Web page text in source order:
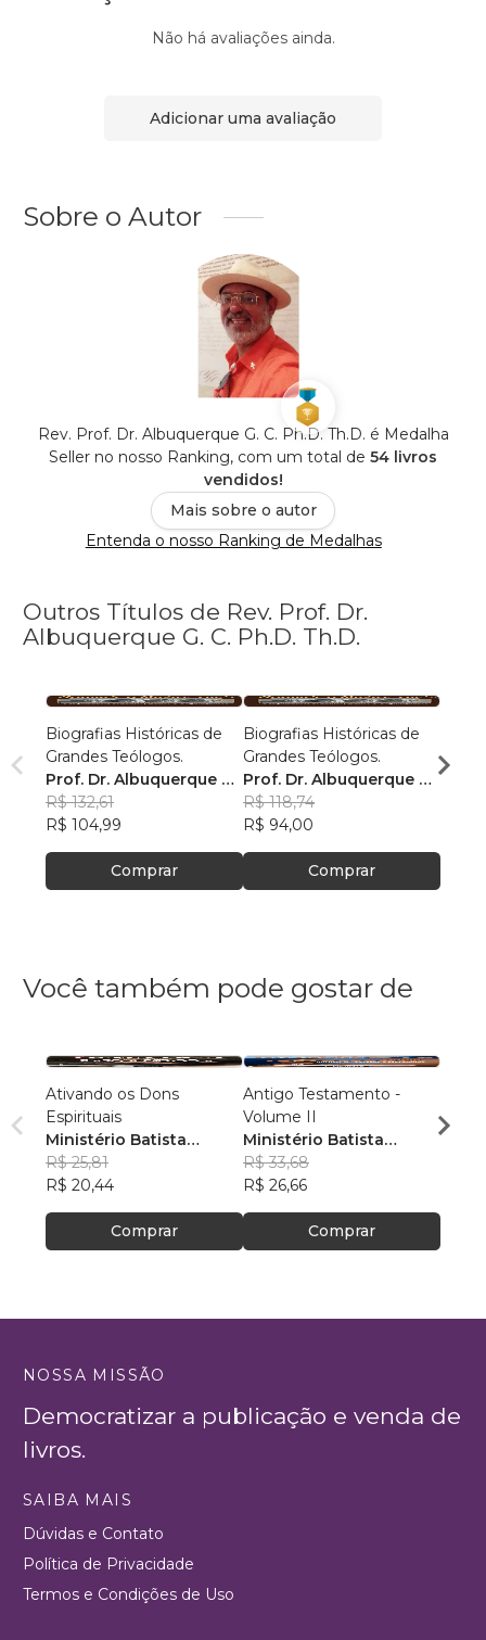
Não há avaliações ainda.
Adicionar uma avaliação
Sobre o Autor
Rev. Prof. Dr. Albuquerque G. C. Ph.D. Th.D. é Medalha
Seller no nosso Ranking, com um total de 54 livros
vendidos!
Mais sobre o autor
Entenda o nosso Ranking de Medalhas
Outros Títulos de Rev. Prof. Dr.
Albuquerque G. C. Ph.D. Th.D.
Biografias Históricas de
Grandes Teólogos.
Prof. Dr. Albuquerque G.
C.
R$ 132,61
R$ 104,99
Comprar
Biografias Históricas de
Grandes Teólogos.
Prof. Dr. Albuquerque G.
C.
R$ 118,74
R$ 94,00
Comprar
Prof.
Você também pode gostar de
Ativando os Dons
Espirituais
Ministério Batista
Ebenézer
R$ 25,81
R$ 20,44
Comprar
Antigo Testamento -
Volume II
Ministério Batista
Ebenézer
R$ 33,68
R$ 26,66
Comprar
NOSSA MISSÃO
Democratizar a publicação e venda de
livros.
SAIBA MAIS
Dúvidas e Contato
Política de Privacidade
Termos e Condições de Uso